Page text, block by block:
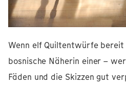
Wenn elf Quiltentwürfe
bosnische Näherin einer –
Fäden und die Skizzen gut